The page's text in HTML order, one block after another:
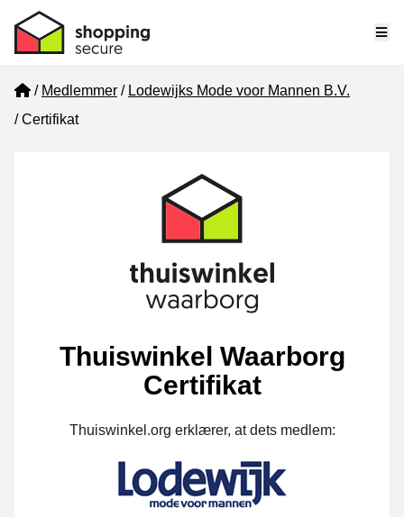
Home
Medlemmer
Lodewijks Mode voor Mannen B.V.
Certifikat
Thuiswinkel Waarborg
Certifikat
Thuiswinkel.org erklærer, at dets medlem: